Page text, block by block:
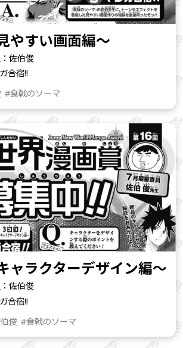
やすい画面編～
佐伯俊
合宿!!
#食戟のソーマ
ャラクターデザイン編～
佐伯俊
合宿!!
俊 #食戟のソーマ